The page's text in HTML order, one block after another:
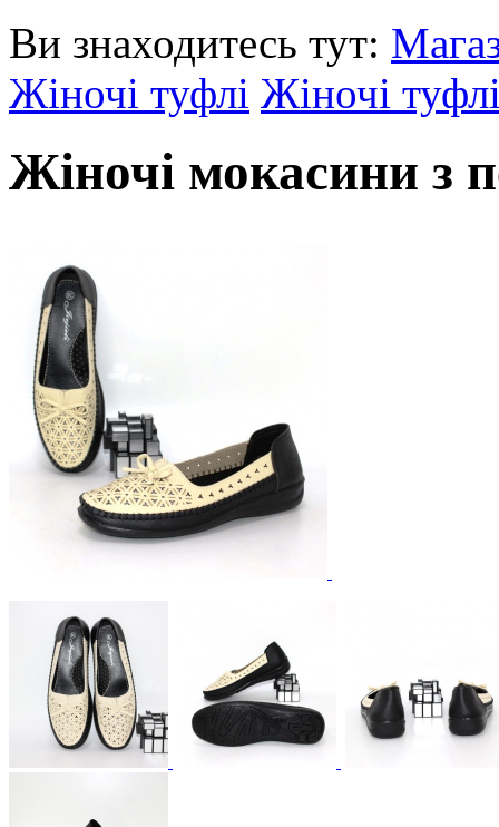
Ви знаходитесь тут:
Жіночі туфлі Жіночі
Жіночі мокасини з